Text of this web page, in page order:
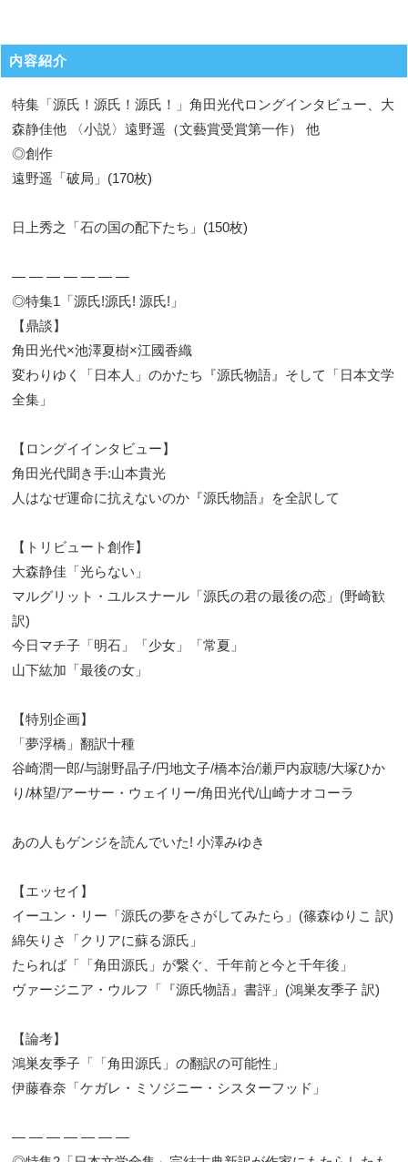
内容紹介
特集「源氏！源氏！源氏！」角田光代ロングインタビュー、大
森静佳他 〈小説〉遠野遥（文藝賞受賞第一作） 他
◎創作
遠野遥「破局」(170枚)
日上秀之「石の国の配下たち」(150枚)
― ― ― ― ― ― ―
◎特集1「源氏!源氏! 源氏!」
【鼎談】
角田光代×池澤夏樹×江國香織
変わりゆく「日本人」のかたち『源氏物語』そして「日本文学
全集」
【ロングイインタビュー】
角田光代聞き手:山本貴光
人はなぜ運命に抗えないのか『源氏物語』を全訳して
【トリビュート創作】
大森静佳「光らない」
マルグリット・ユルスナール「源氏の君の最後の恋」(野崎歓
訳)
今日マチ子「明石」「少女」「常夏」
山下紘加「最後の女」
【特別企画】
「夢浮橋」翻訳十種
谷崎潤一郎/与謝野晶子/円地文子/橋本治/瀬戸内寂聴/大塚ひか
り/林望/アーサー・ウェイリー/角田光代/山崎ナオコーラ
あの人もゲンジを読んでいた! 小澤みゆき
【エッセイ】
イーユン・リー「源氏の夢をさがしてみたら」(篠森ゆりこ 訳)
綿矢りさ「クリアに蘇る源氏」
たられば「「角田源氏」が繋ぐ、千年前と今と千年後」
ヴァージニア・ウルフ「『源氏物語』書評」(鴻巣友季子 訳)
【論考】
鴻巣友季子「「角田源氏」の翻訳の可能性」
伊藤春奈「ケガレ・ミソジニー・シスターフッド」
― ― ― ― ― ― ―